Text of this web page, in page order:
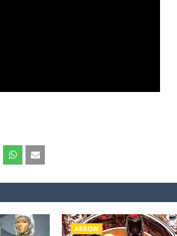
ARROW